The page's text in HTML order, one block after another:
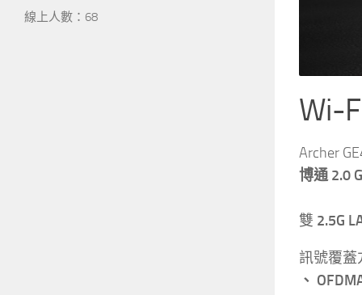
Wi-
Archer
博通 2.0
雙 2.5G
訊號覆蓋
、
線上人數：68